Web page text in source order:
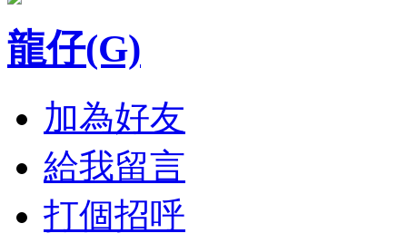
龍仔(G)
加為好友
給我留言
打個招呼